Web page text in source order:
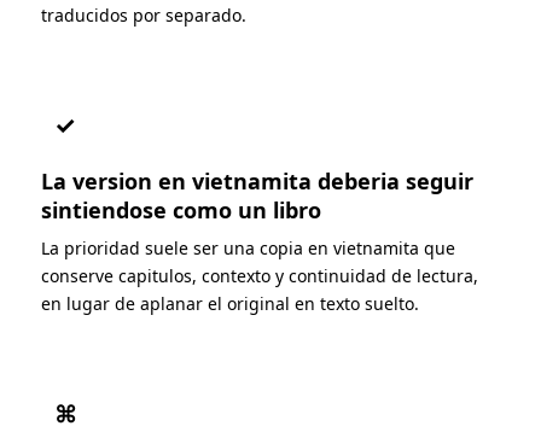
traducidos por separado.
✓
La version en vietnamita deberia seguir
sintiendose como un libro
La prioridad suele ser una copia en vietnamita que
conserve capitulos, contexto y continuidad de lectura,
en lugar de aplanar el original en texto suelto.
⌘